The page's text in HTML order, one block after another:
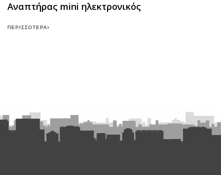
Αναπτήρας mini ηλεκτρονικός
ΠΕΡΙΣΣΌΤΕΡΑ